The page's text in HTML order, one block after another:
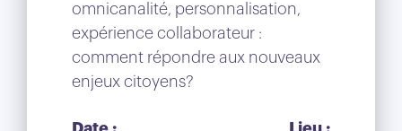
omnicanalité, personnalisation,
expérience collaborateur :
comment répondre aux nouveaux
enjeux citoyens?